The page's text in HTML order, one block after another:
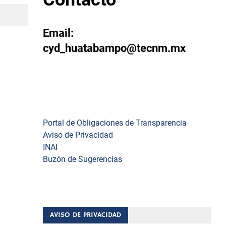
Email:
cyd_huatabampo@tecnm.mx
Portal de Obligaciones de Transparencia
Aviso de Privacidad
INAI
Buzón de Sugerencias
AVISO DE PRIVACIDAD